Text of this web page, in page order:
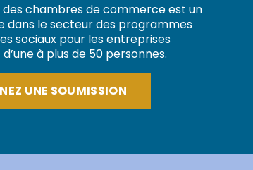
des chambres de commerce est un
dans le secteur des programmes
sociaux pour les entreprises
à plus de 50 personnes.
UNE SOUMISSION